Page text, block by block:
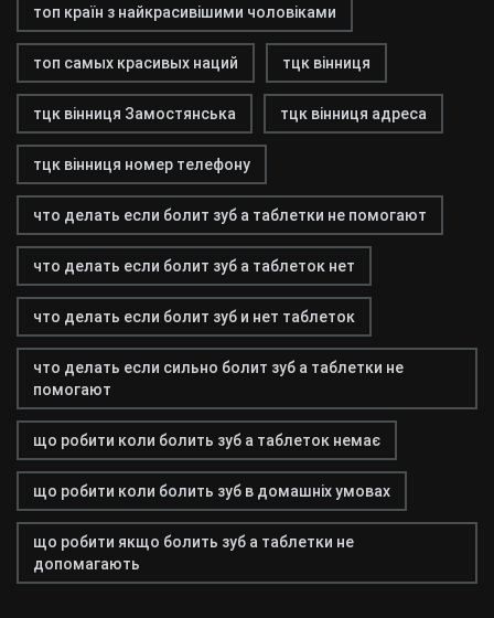
топ країн з найкрасивішими чоловіками
топ самых красивых наций тцк вінниця
тцк вінниця Замостянська тцк вінниця адреса
тцк вінниця номер телефону
что делать если болит зуб а таблетки не помогают
что делать если болит зуб а таблеток нет
что делать если болит зуб и нет таблеток
что делать если сильно болит зуб а таблетки не
помогают
що робити коли болить зуб а таблеток немає
що робити коли болить зуб в домашніх умовах
що робити якщо болить зуб а таблетки не
допомагають